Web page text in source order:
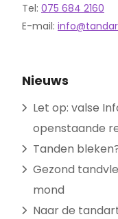
Tel: 075 684 2160
E-mail:
Nieuws
Let op: valse
openstaande
Tanden
Gezond
mond
Naar de